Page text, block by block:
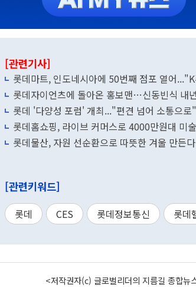
[관련기사]
롯데마트, 인도네시아에 50번째 점포 열어
롯데자이언츠에 돌아온 홍보맨…신동빈식 내
롯데 '다양성 포럼' 개최..."편견 넘어 소통으로"
롯데홈쇼핑, 라이브 커머스로 4000만원대 미
롯데물산, 자원 선순환으로 따뜻한 겨울 만든다
[관련키워드]
롯데 CES 롯데정보통신 롯데
<저작권자(c) 글로벌리더의 지름길 종합